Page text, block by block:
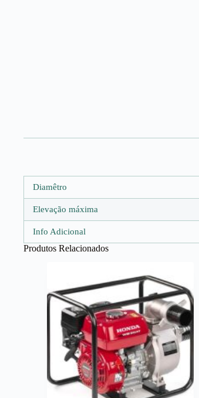
Diamêtro
Elevação máxima
Info Adicional
Produtos Relacionados